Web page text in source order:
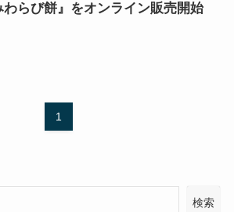
わらび餅』をオンライン販売開始
1
検索